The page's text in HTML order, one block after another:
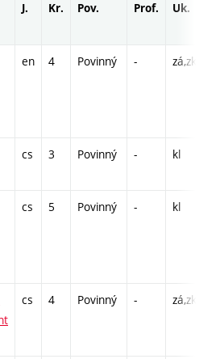
J. Kr. Pov. Prof. Uk.
en 4 Povinný - zá,zk
cs 3 Povinný - kl
cs 5 Povinný - kl
cs 4 Povinný - zá,zk